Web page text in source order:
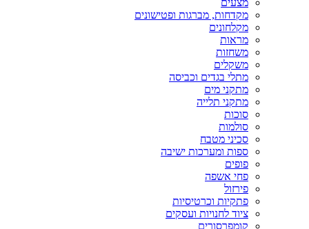
מצעים
מקדחות, מברגות ופטישונים
מקלחונים
מראות
משחזות
משקלים
מתלי בגדים וכביסה
מתקני מים
מתקני תלייה
סוכות
סולמות
סכיני מטבח
ספות ומערכות ישיבה
פופים
פחי אשפה
פירזול
פתקיות וכרטיסיות
ציוד לחנויות ועסקים
קומפרסורים